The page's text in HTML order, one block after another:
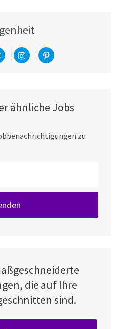
teilen teilen
E-Mail teilen
Über Instagram
Über
ähnliche Jobs
zu
die auf Ihre
sind.